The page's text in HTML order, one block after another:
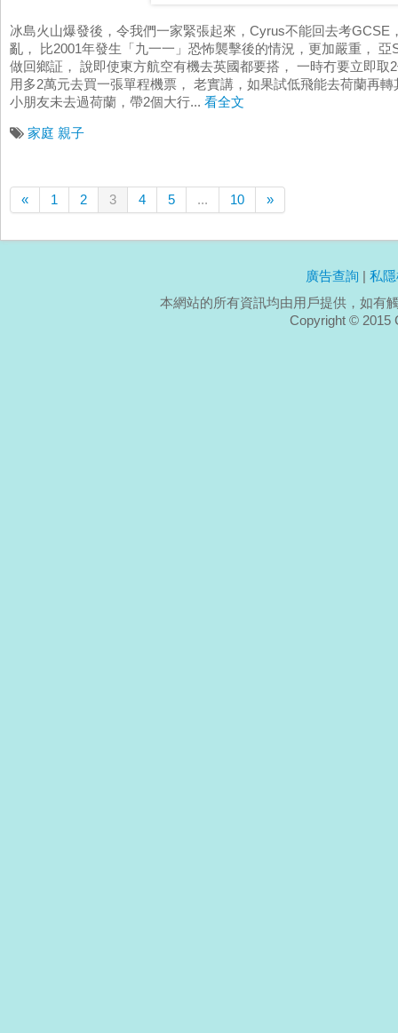
冰島火山爆發後，令我們一家緊張起來，Cyrus不能回去考
亂， 比2001年發生「九一一」恐怖襲擊後的情況，更加嚴重，
做回鄉証， 說即使東方航空有機去英國都要搭， 一時冇要立即
用多2萬元去買一張單程機票， 老實講，如果試低飛能去荷蘭再
小朋友未去過荷蘭，帶2個大行... 看全文
家庭 親子
« 1 2 3 4 5 ... 10 »
廣告查詢 | 私
本網站的所有資訊均由用戶提供，如有
Copyright © 2015